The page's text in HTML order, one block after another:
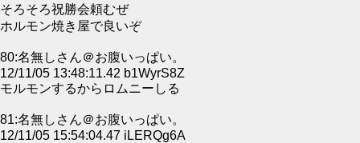
そろそろ祝勝会頼むぜ
ホルモン焼き屋で良いぞ
80:名無しさん＠お腹いっぱい。
12/11/05 13:48:11.42 b1WyrS8Z
モルモンするからロムニーしる
81:名無しさん＠お腹いっぱい。
12/11/05 15:54:04.47 iLERQg6A